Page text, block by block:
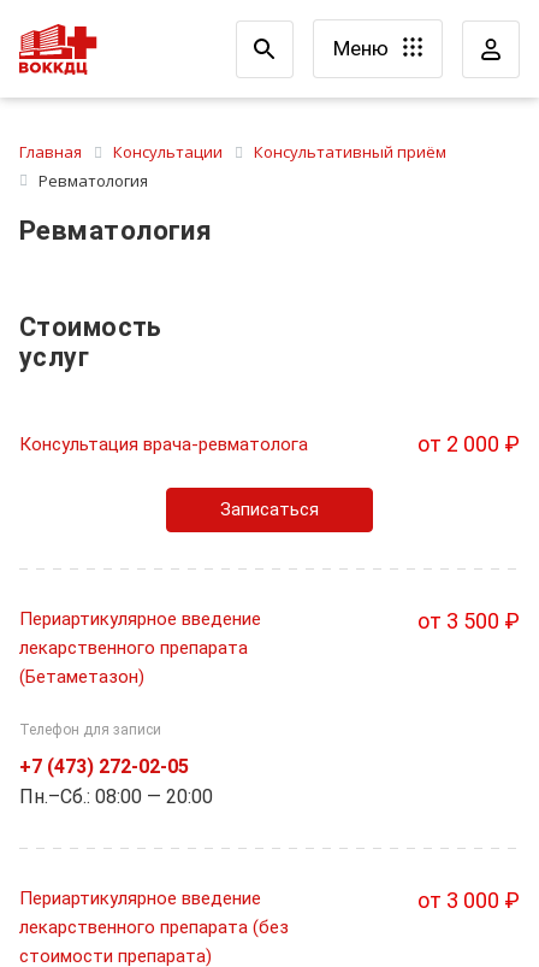
Меню
Главная Консультации
Консультативный приём
Ревматология
Ревматология
Стоимость
услуг
Консультация врача-ревматолога от 2 000 ₽
Записаться
Периартикулярное введение
лекарственного препарата
(Бетаметазон)
от 3 500 ₽
Телефон для записи
+7 (473) 272-02-05
Пн.–Cб.: 08:00 — 20:00
Периартикулярное введение
лекарственного препарата (без
стоимости препарата)
от 3 000 ₽